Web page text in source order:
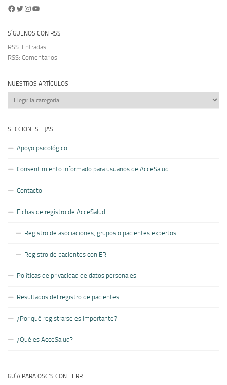
Facebook
Twitter
Instagram
YouTube
SÍGUENOS CON RSS
RSS: Entradas
RSS: Comentarios
NUESTROS ARTÍCULOS
Nuestros
artículos
SECCIONES FIJAS
Apoyo psicológico
Consentimiento informado para usuarios de AcceSalud
Contacto
Fichas de registro de AcceSalud
Registro de asociaciones, grupos o pacientes expertos
Registro de pacientes con ER
Políticas de privacidad de datos personales
Resultados del registro de pacientes
¿Por qué registrarse es importante?
¿Qué es AcceSalud?
GUÍA PARA OSC’S CON EERR